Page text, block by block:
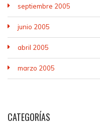
septiembre 2005
junio 2005
abril 2005
marzo 2005
CATEGORÍAS